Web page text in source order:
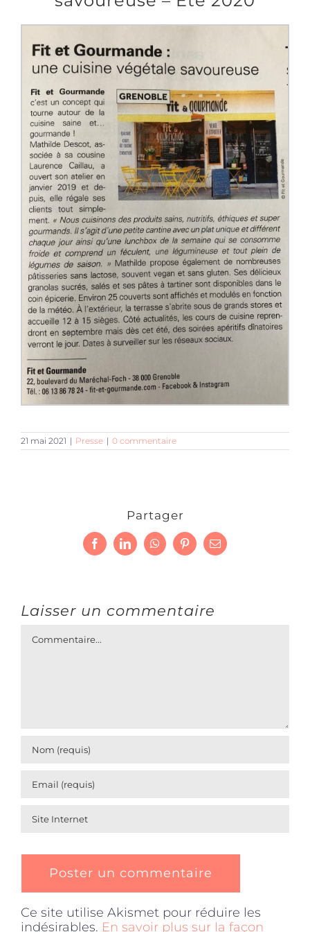
Produits sains
Click and collect
Traiteur
Cours
Accessoires
Offres
21 mai 2021 | Presse | 0 commentaire
Partager
FacebookLinkedInWhatsAppPinterestEmail
Laisser un commentaire
Ce site utilise Akismet pour réduire les
indésirables. En savoir plus sur la façon